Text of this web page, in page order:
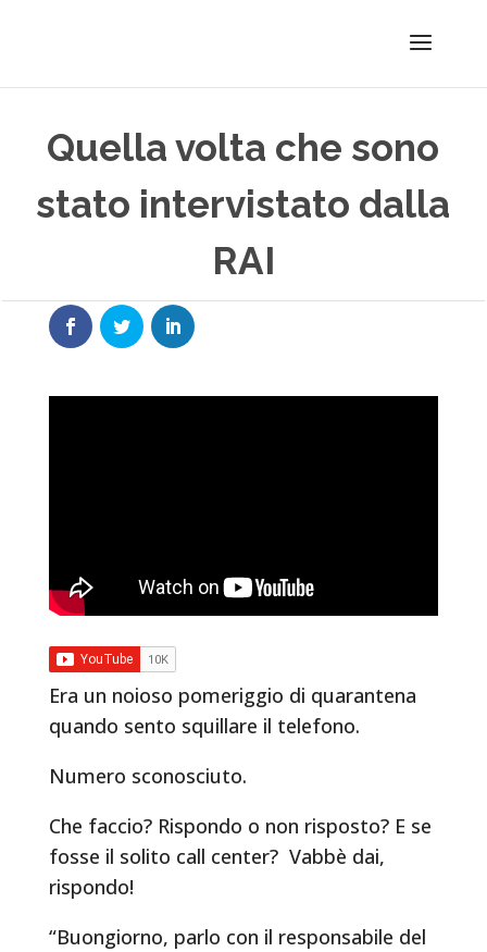
Quella volta che sono
stato intervistato dalla
RAI
Era un noioso pomeriggio di quarantena
quando sento squillare il telefono.
Numero sconosciuto.
Che faccio? Rispondo o non risposto? E se
fosse il solito call center? Vabbè dai,
rispondo!
“Buongiorno, parlo con il responsabile del